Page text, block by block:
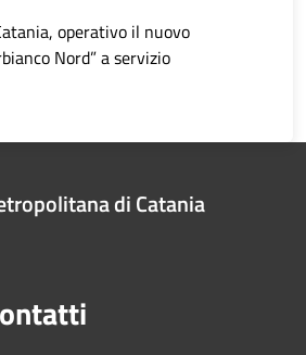
operativo il nuovo
Nord” a servizio
di Catania